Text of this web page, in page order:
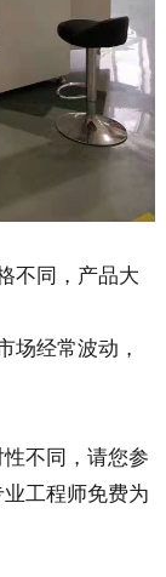
不同，产品大
场经常波动，
不同，请您参
工程师免费为